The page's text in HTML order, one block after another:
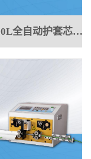
DJW-880L全自动护套芯线一体机φ5MM